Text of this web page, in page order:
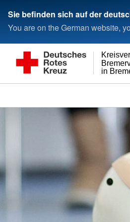
Sie befinden sich auf der
You are on the German website,
in